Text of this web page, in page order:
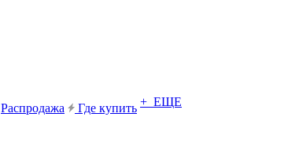
Распродажа Где купить + ЕЩЕ